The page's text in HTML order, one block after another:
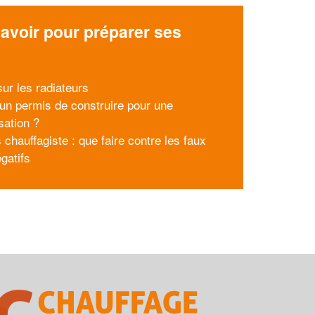
pour préparer ses
les radiateurs
permis de construire pour une
?
chauffagiste : que faire contre les faux